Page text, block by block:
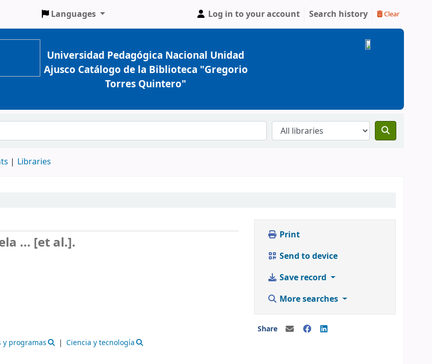
Languages Log in to your account Search history Clear
Universidad Pedagógica Nacional Unidad
Ajusco Catálogo de la Biblioteca "Gregorio
Torres Quintero"
Libraries
... [et al.].
y programas
Ciencia y tecnología
Print
Send to device
Save record
More searches
Share